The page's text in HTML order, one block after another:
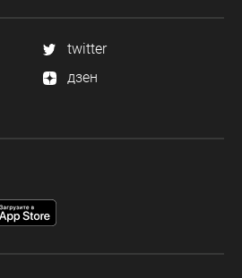
twitter
дзен